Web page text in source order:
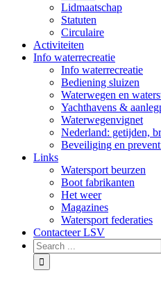
Lidmaatschap
Statuten
Circulaire
Activiteiten
Info waterrecreatie
Info waterrecreatie
Bediening sluizen
Waterwegen en
Yachthavens &
Waterwegenvignet
Nederland: getijden,
Beveiliging en
Links
Watersport beurzen
Boot fabrikanten
Het weer
Magazines
Watersport federaties
Contacteer LSV